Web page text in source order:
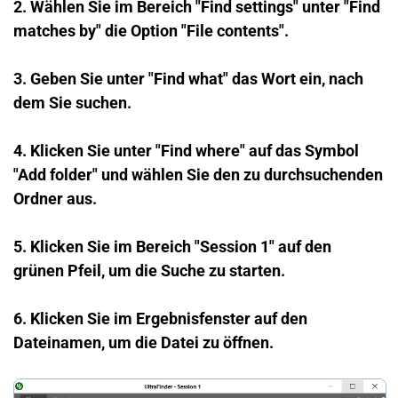
2. Wählen Sie im Bereich "Find settings" unter "Find
matches by" die Option "File contents".
3. Geben Sie unter "Find what" das Wort ein, nach
dem Sie suchen.
4. Klicken Sie unter "Find where" auf das Symbol
"Add folder" und wählen Sie den zu durchsuchenden
Ordner aus.
5. Klicken Sie im Bereich "Session 1" auf den
grünen Pfeil, um die Suche zu starten.
6. Klicken Sie im Ergebnisfenster auf den
Dateinamen, um die Datei zu öffnen.